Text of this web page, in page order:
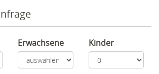
Erwachsene Kinder